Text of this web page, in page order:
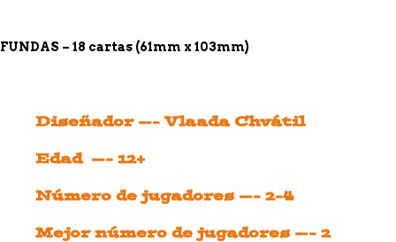
FUNDAS – 18 cartas (61mm x 103mm)
Diseñador —- Vlaada Chvátil
Edad —- 12+
Número de jugadores —- 2-4
Mejor número de jugadores —- 2